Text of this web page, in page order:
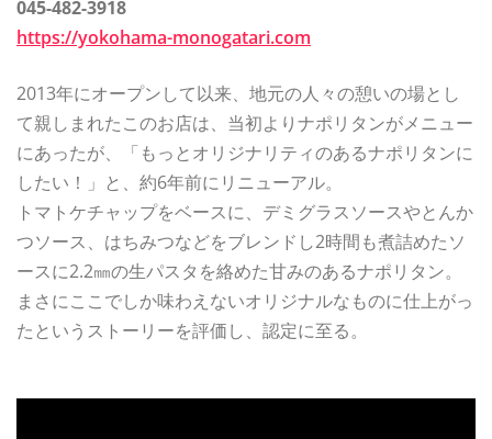
045-482-3918
https://yokohama-monogatari.com
2013年にオープンして以来、地元の人々の憩いの場とし
て親しまれたこのお店は、当初よりナポリタンがメニュー
にあったが、「もっとオリジナリティのあるナポリタンに
したい！」と、約6年前にリニューアル。
トマトケチャップをベースに、デミグラスソースやとんか
つソース、はちみつなどをブレンドし2時間も煮詰めたソ
ースに2.2㎜の生パスタを絡めた甘みのあるナポリタン。
まさにここでしか味わえないオリジナルなものに仕上がっ
たというストーリーを評価し、認定に至る。